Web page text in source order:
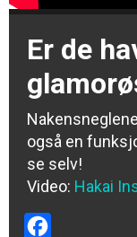
Er de
også en
se selv!
Video: Hakai